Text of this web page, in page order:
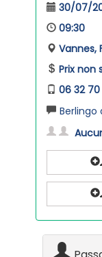
30/07/
09:30
Vannes,
Prix non
06 32 70